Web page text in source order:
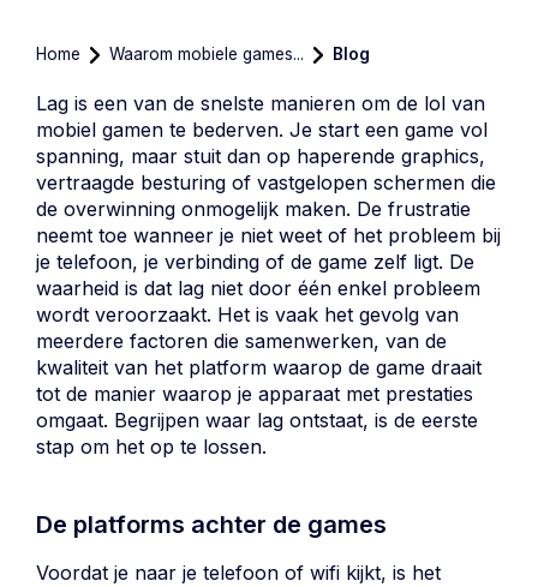
Home Waarom mobiele games... Blog
Lag is een van de snelste manieren om de lol van
mobiel gamen te bederven. Je start een game vol
spanning, maar stuit dan op haperende graphics,
vertraagde besturing of vastgelopen schermen die
de overwinning onmogelijk maken. De frustratie
neemt toe wanneer je niet weet of het probleem bij
je telefoon, je verbinding of de game zelf ligt. De
waarheid is dat lag niet door één enkel probleem
wordt veroorzaakt. Het is vaak het gevolg van
meerdere factoren die samenwerken, van de
kwaliteit van het platform waarop de game draait
tot de manier waarop je apparaat met prestaties
omgaat. Begrijpen waar lag ontstaat, is de eerste
stap om het op te lossen.
De platforms achter de games
Voordat je naar je telefoon of wifi kijkt, is het